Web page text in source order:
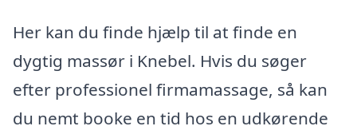
Her kan du finde hjælp til at finde en
dygtig massør i Knebel. Hvis du søger
efter professionel firmamassage, så kan
du nemt booke en tid hos en udkørende